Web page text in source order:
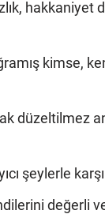
hakkaniyet
kimse,
düzeltilmez
şeylerle
değerli